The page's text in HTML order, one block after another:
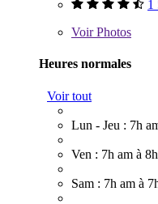
1
VoirPhotos
Heures normales
Voir tout
Lun - Jeu : 7h
Ven : 7h am à
Sam : 7h am à